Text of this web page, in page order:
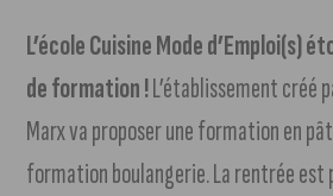
L’école Cuisine Mode d’Emploi(s)
de formation !L’établissement créé
Marx va proposer une formation en
formation boulangerie. La rentrée est